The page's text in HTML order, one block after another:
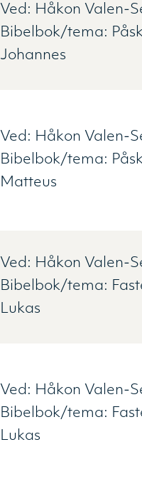
Ved: Håkon Valen-
Bibelbok/tema:
Johannes
Ved: Håkon Valen-
Bibelbok/tema:
Matteus
Ved: Håkon Valen-
Bibelbok/tema:
Lukas
Ved: Håkon Valen-
Bibelbok/tema:
Lukas